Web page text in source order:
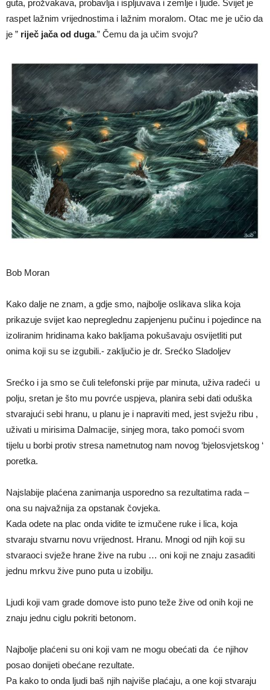
guta, prožvakava, probavlja i ispljuvava i zemlje i ljude. Svijet je
raspet lažnim vrijednostima i lažnim moralom. Otac me je učio da
je ” riječ jača od duga.” Čemu da ja učim svoju?
Bob Moran
Kako dalje ne znam, a gdje smo, najbolje oslikava slika koja
prikazuje svijet kao nepreglednu zapjenjenu pučinu i pojedince na
izoliranim hridinama kako bakljama pokušavaju osvijetliti put
onima koji su se izgubili.- zaključio je dr. Srećko Sladoljev
Srećko i ja smo se čuli telefonski prije par minuta, uživa radeći u
polju, sretan je što mu povrće uspjeva, planira sebi dati oduška
stvarajući sebi hranu, u planu je i napraviti med, jest svježu ribu ,
uživati u mirisima Dalmacije, sinjeg mora, tako pomoći svom
tijelu u borbi protiv stresa nametnutog nam novog ‘bjelosvjetskog ‘
poretka.
Najslabije plaćena zanimanja usporedno sa rezultatima rada –
ona su najvažnija za opstanak čovjeka.
Kada odete na plac onda vidite te izmučene ruke i lica, koja
stvaraju stvarnu novu vrijednost. Hranu. Mnogi od njih koji su
stvaraoci svježe hrane žive na rubu … oni koji ne znaju zasaditi
jednu mrkvu žive puno puta u izobilju.
Ljudi koji vam grade domove isto puno teže žive od onih koji ne
znaju jednu ciglu pokriti betonom.
Najbolje plaćeni su oni koji vam ne mogu obećati da će njihov
posao donijeti obećane rezultate.
Pa kako to onda ljudi baš njih najviše plaćaju, a one koji stvaraju